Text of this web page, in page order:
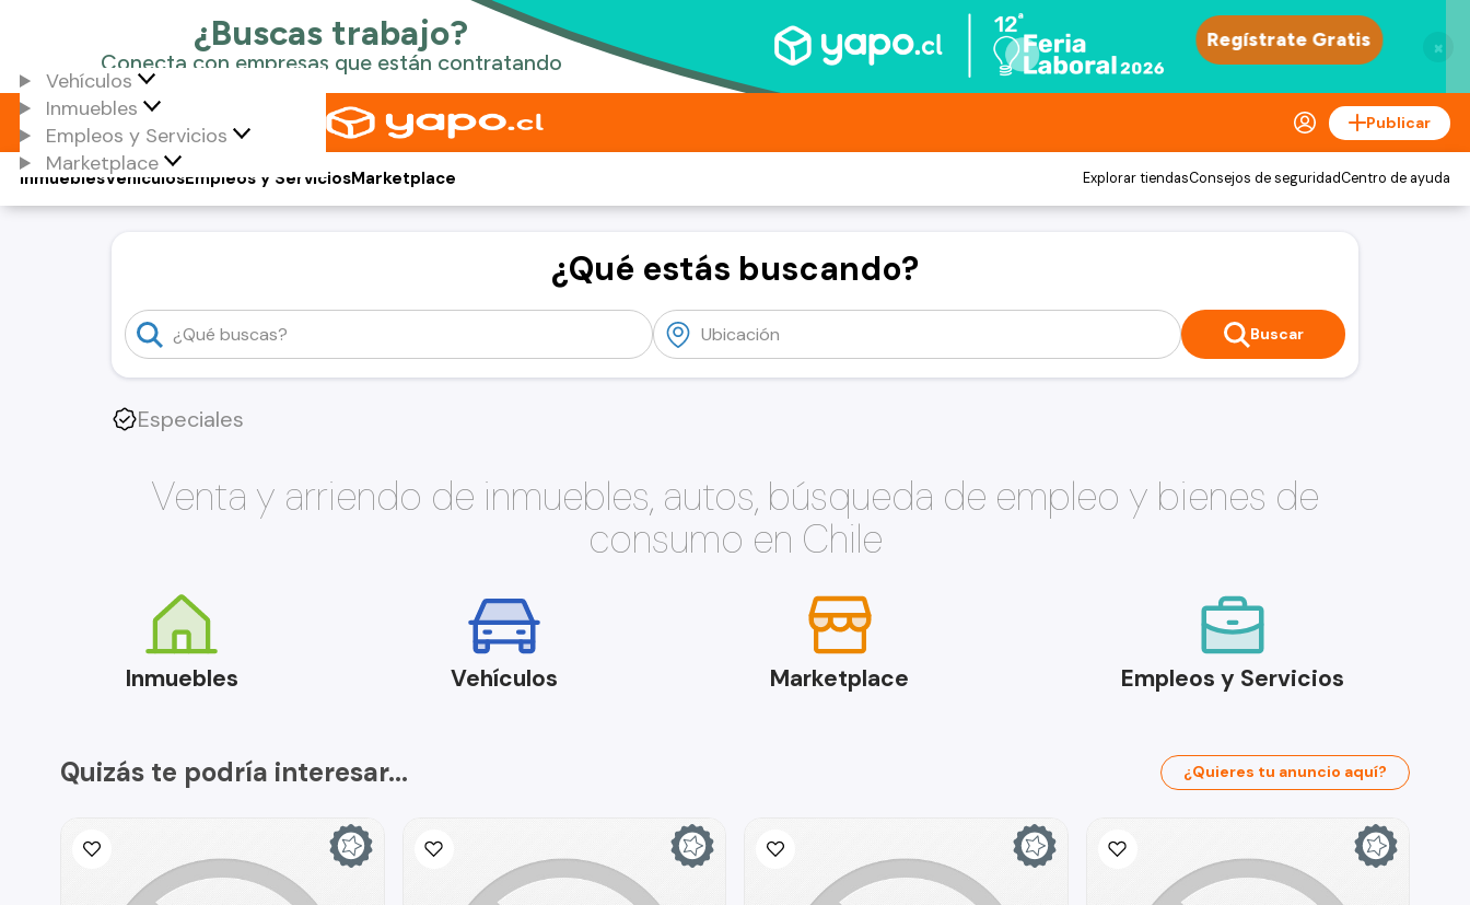
×
Vehículos
Inmuebles
Empleos y Servicios
Marketplace
Publicar
Vehículos
Inmuebles Empleos y ServiciosMarketplace Explorar tiendasConsejos de seguridadCentro de ayuda
¿Qué estás buscando?
Buscar
Especiales
Venta y arriendo de inmuebles, autos, búsqueda de empleo y bienes de
consumo en Chile
Inmuebles Vehículos Marketplace Empleos y Servicios
Quizás te podría interesar... ¿Quieres tu anuncio aquí?